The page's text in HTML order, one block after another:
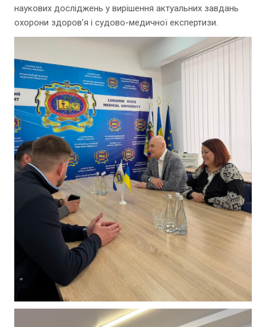
наукових досліджень у вирішення актуальних завдань
охорони здоров’я і судово-медичної експертизи.